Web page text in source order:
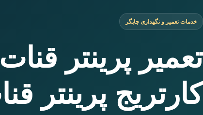
خدمات تعمیر و نگهداری چاپگر
تعمیر پرینتر
کارتریج پرینتر